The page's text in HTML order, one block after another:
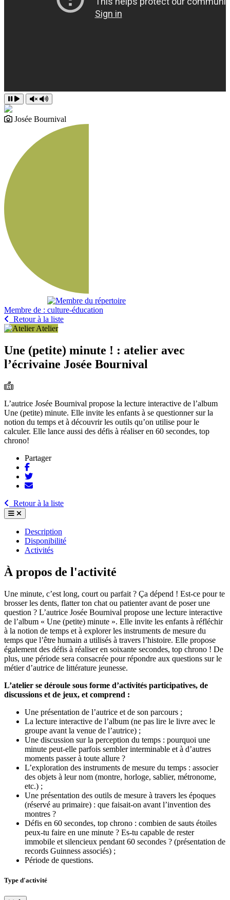
Josée Bournival
Membre de :
Retour à la liste
Atelier
Une (petite) minute ! : atelier avec
l’écrivaine Josée Bournival
L’autrice Josée Bournival propose la lecture interactive de l’album
Une (petite) minute. Elle invite les enfants à se questionner sur la
notion du temps et à découvrir les outils qu’on utilise pour le
calculer. Elle lance aussi des défis à réaliser en 60 secondes, top
chrono!
Partager
Retour à la liste
Description
Disponibilité
Activités
À propos de l'activité
Une minute, c’est long, court ou parfait ? Ça dépend ! Est-ce pour te
brosser les dents, flatter ton chat ou patienter avant de poser une
question ? L’autrice Josée Bournival propose une lecture interactive
de l’album « Une (petite) minute ». Elle invite les enfants à réfléchir
à la notion de temps et à explorer les instruments de mesure du
temps que l’être humain a utilisés à travers l’histoire. Elle propose
également des défis à réaliser en soixante secondes, top chrono ! De
plus, une période sera consacrée pour répondre aux questions sur le
métier d’autrice de littérature jeunesse.
L’atelier se déroule sous forme d’activités participatives, de
discussions et de jeux, et comprend :
Une présentation de l’autrice et de son parcours ;
La lecture interactive de l’album (ne pas lire le livre avec le
groupe avant la venue de l’autrice) ;
Une discussion sur la perception du temps : pourquoi une
minute peut-elle parfois sembler interminable et à d’autres
moments passer à toute allure ?
L’exploration des instruments de mesure du temps : associer
des objets à leur nom (montre, horloge, sablier, métronome,
etc.) ;
Une présentation des outils de mesure à travers les époques
(réservé au primaire) : que faisait-on avant l’invention des
montres ?
Défis en 60 secondes, top chrono : combien de sauts étoiles
peux-tu faire en une minute ? Es-tu capable de rester
immobile et silencieux pendant 60 secondes ? (présentation de
records Guinness associés) ;
Période de questions.
Type d'activité